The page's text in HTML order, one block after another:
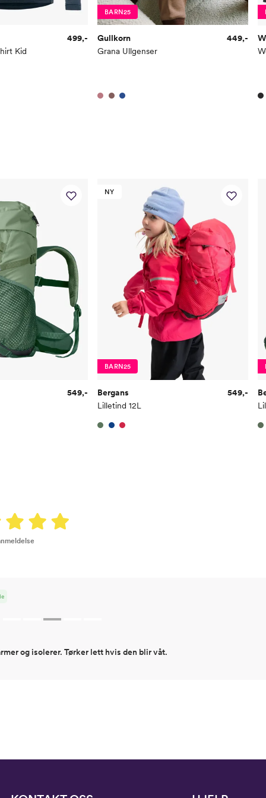
Kid
499,-
BARN25
Gullkorn
Grana Ullgenser
449,-
549,-
NY
BARN25
Bergans
Lilletind 12L
549,-
og isolerer. Tørker lett hvis den blir våt.